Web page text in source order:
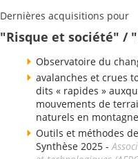
Dernières acquisitions pour
"Risque et société" /
Observatoire du
avalanches et crues
dits « rapides »
mouvements de
naturels en
Outils et méthodes
Synthèse 2025 -